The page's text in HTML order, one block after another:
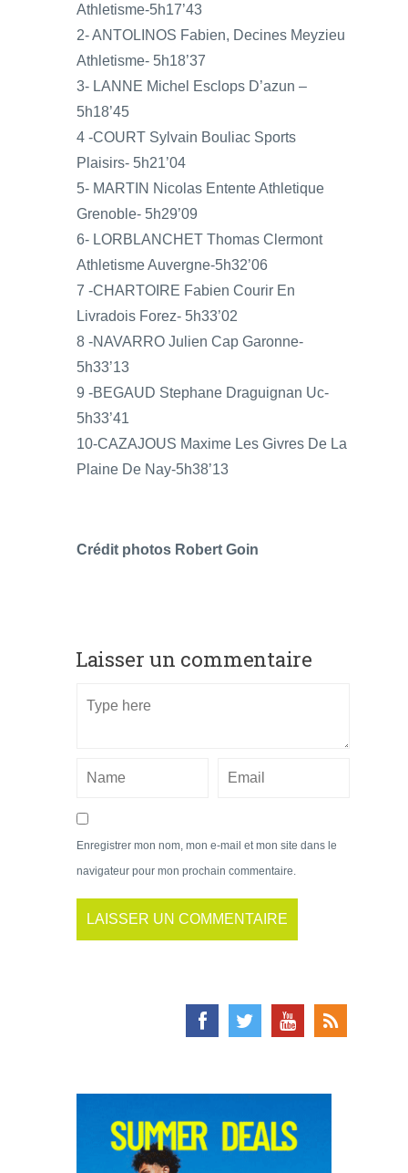
Athletisme-5h17’43
2- ANTOLINOS Fabien, Decines Meyzieu
Athletisme- 5h18’37
3- LANNE Michel Esclops D’azun –
5h18’45
4 -COURT Sylvain Bouliac Sports
Plaisirs- 5h21’04
5- MARTIN Nicolas Entente Athletique
Grenoble- 5h29’09
6- LORBLANCHET Thomas Clermont
Athletisme Auvergne-5h32’06
7 -CHARTOIRE Fabien Courir En
Livradois Forez- 5h33’02
8 -NAVARRO Julien Cap Garonne-
5h33’13
9 -BEGAUD Stephane Draguignan Uc-
5h33’41
10-CAZAJOUS Maxime Les Givres De La
Plaine De Nay-5h38’13
Crédit photos Robert Goin
Laisser un commentaire
Enregistrer mon nom, mon e-mail et mon site dans le
navigateur pour mon prochain commentaire.